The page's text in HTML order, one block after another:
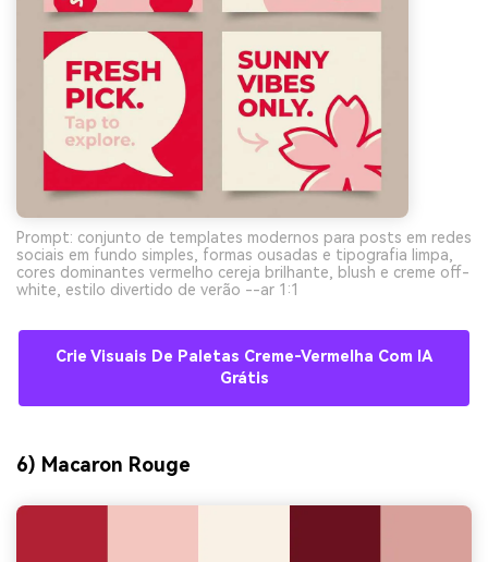
Prompt: conjunto de templates modernos para posts em redes
sociais em fundo simples, formas ousadas e tipografia limpa,
cores dominantes vermelho cereja brilhante, blush e creme off-
white, estilo divertido de verão --ar 1:1
Crie Visuais De Paletas Creme-Vermelha Com IA
Grátis
6) Macaron Rouge